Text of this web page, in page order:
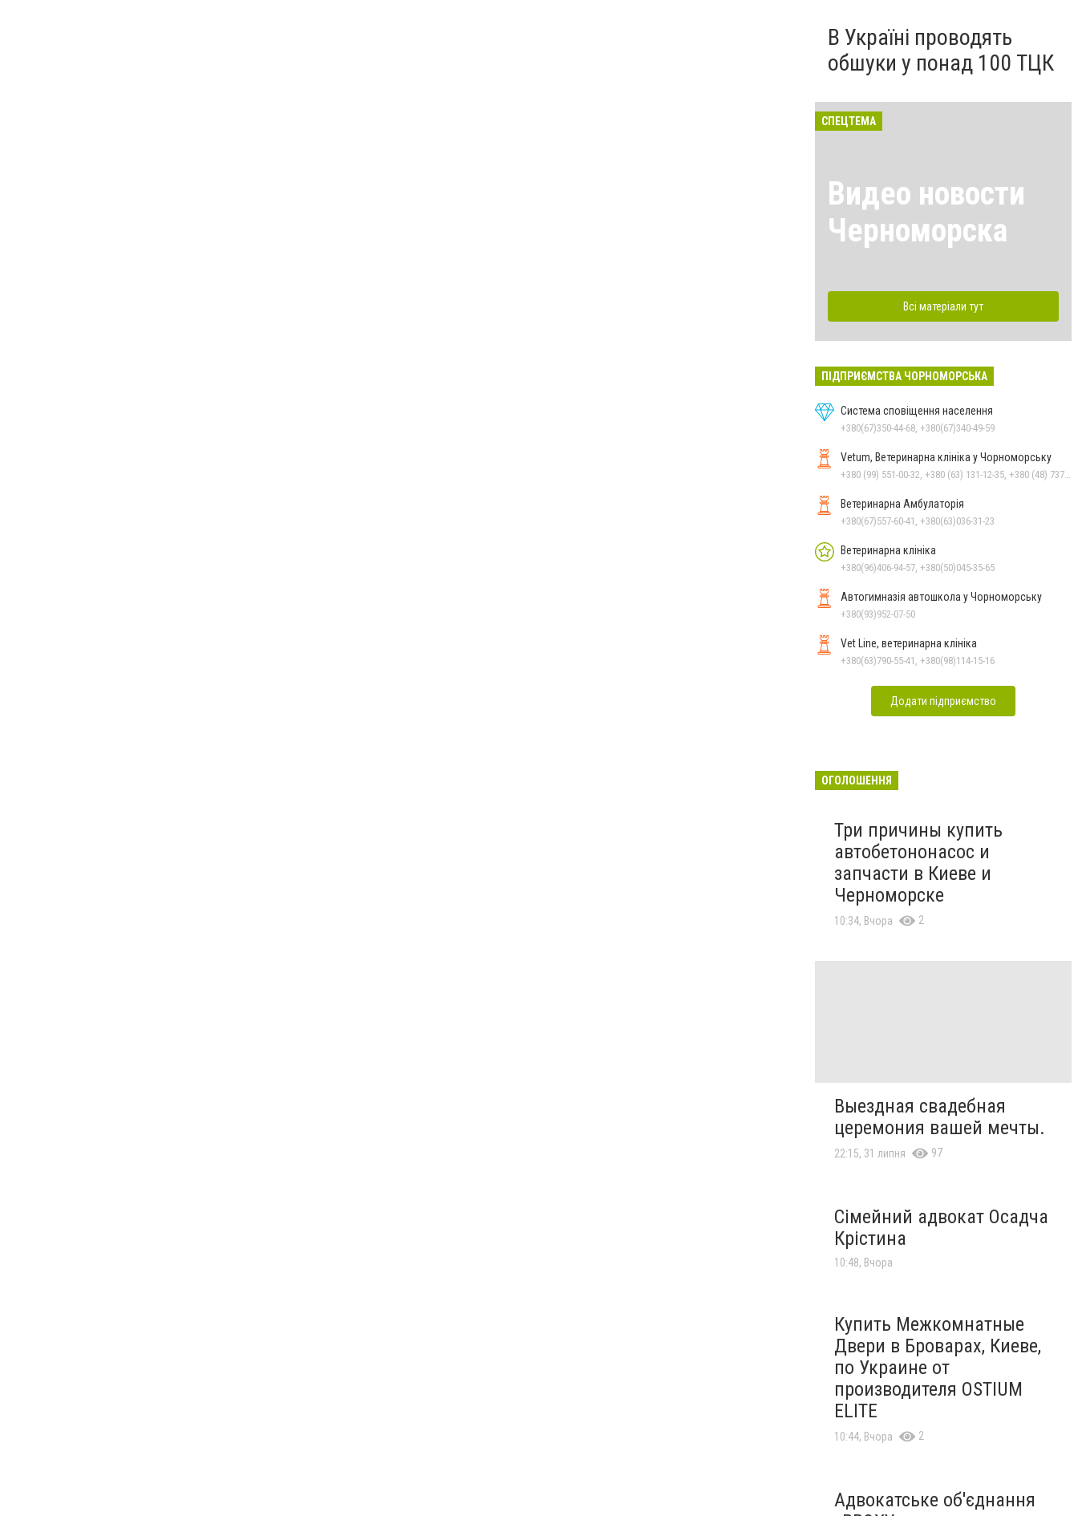
В Україні проводять
обшуки у понад 100 ТЦК
СПЕЦТЕМА
Видео новости
Черноморска
Всі матеріали тут
ПІДПРИЄМСТВА ЧОРНОМОРСЬКА
Система сповіщення населення
+380(67)350-44-68, +380(67)340-49-59
Vetum, Ветеринарна клініка у Чорноморську
Ветеринарна Амбулаторія
+380(67)557-60-41, +380(63)036-31-23
Ветеринарна клініка
+380(96)406-94-57, +380(50)045-35-65
Автогимназія автошкола у Чорноморську
+380(93)952-07-50
Vet Line, ветеринарна клініка
+380(63)790-55-41, +380(98)114-15-16
Додати підприємство
ОГОЛОШЕННЯ
Три причины купить
автобетононасос и
запчасти в Киеве и
Черноморске
10:34, Вчора 2
Выездная свадебная
церемония вашей мечты.
22:15, 31 липня 97
Сімейний адвокат Осадча
Крістина
10:48, Вчора
Купить Межкомнатные
Двери в Броварах, Киеве,
по Украине от
производителя OSTIUM
ELITE
10:44, Вчора 2
Адвокатське об'єднання